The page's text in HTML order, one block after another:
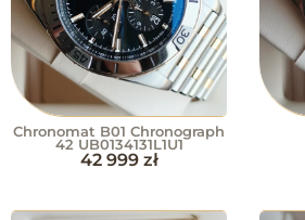
Chronomat B01 Chronograph
42 UB0134131L1U1
42 999 zł